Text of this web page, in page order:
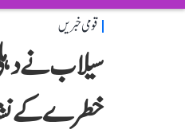
قومی خبریں
سیلاب نے
خطرے کے